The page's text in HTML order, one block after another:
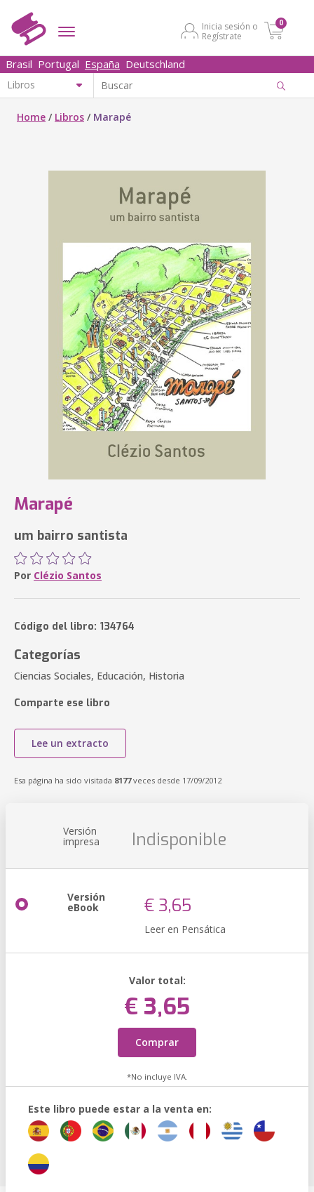
Inicia sesión o
Regístrate
0
Brasil Portugal España Deutschland
Home / Libros / Marapé
Marapé
um bairro santista
Por Clézio Santos
Código del libro: 134764
Categorías
Ciencias Sociales, Educación, Historia
Comparte ese libro
Lee un extracto
Esa página ha sido visitada 8177veces desde 17/09/2012
Versión
impresa Indisponible
Versión
eBook € 3,65
Leer en Pensática
Valor total:
€ 3,65
Comprar
*No incluye IVA.
Este libro puede estar a la venta en: